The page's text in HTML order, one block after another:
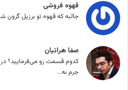
قهوه فروشی
جالبه که قهوه تو برزیل گرون
صفا هراتیان
کدوم قسمت رو می‌فرمایید؟
جرم به...